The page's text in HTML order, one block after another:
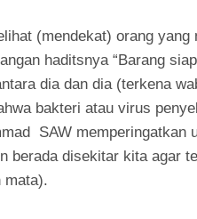
(mendekat) orang yang
haditsnya “Barang
dia dan dia (terkena
bakteri atau virus
SAW memperingatkan
berada disekitar kita agar
mata).